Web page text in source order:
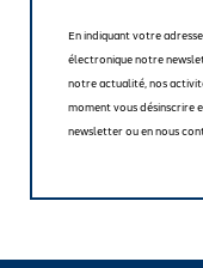
En indiquant votre
électronique notre
notre actualité, nos
moment vous désinscrire
newsletter ou en nous